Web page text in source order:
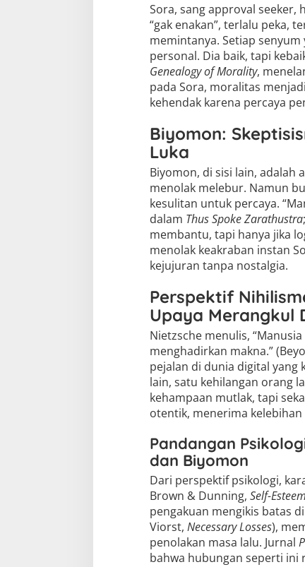
Sora, sang approval
“gak enakan”, terlalu peka,
memintanya. Setiap
personal. Dia baik, tapi
Genealogy of Morality,
pada Sora, moralitas
kehendak karena percaya
Biyomon:
Luka
Biyomon, di sisi lain,
menolak melebur. Namun
kesulitan untuk percaya.
dalam Thus Spoke Zarathustra
membantu, tapi hanya jika
menolak keakraban instan
kejujuran tanpa nostalgia.
Perspektif
Upaya Merangkul
Nietzsche menulis,
menghadirkan makna.”
pejalan di dunia digital yang
lain, satu kehilangan orang
kehampaan mutlak, tapi
otentik, menerima
Pandangan
dan Biyomon
Dari perspektif psikologi,
Brown & Dunning, Self-
pengakuan mengikis batas
Viorst, Necessary Losses),
penolakan masa lalu. Jurnal
bahwa hubungan seperti ini